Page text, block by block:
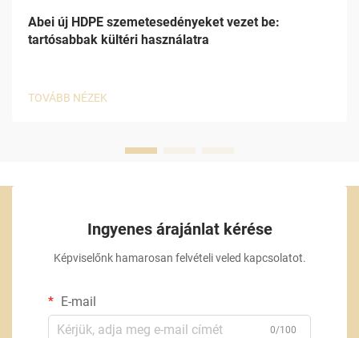
Abei új HDPE szemetesedényeket vezet be:
tartósabbak kültéri használatra
TOVÁBB NÉZEK
Ingyenes árajánlat kérése
Képviselőnk hamarosan felvételi veled kapcsolatot.
E-mail
0/100